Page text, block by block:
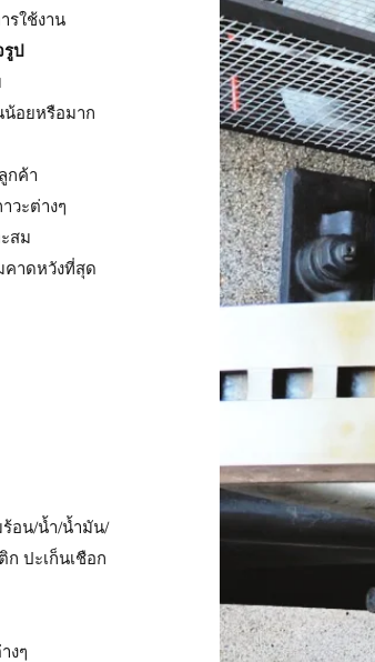
รใช้งาน
ป
น้อยหรือมาก
กค้า
วะต่างๆ
สม
คาดหวังที่สุด
อน/น้ำ/น้ำมัน/
ก ปะเก็นเชือก
งๆ